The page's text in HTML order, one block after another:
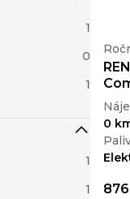
1
0
1
1
1
0